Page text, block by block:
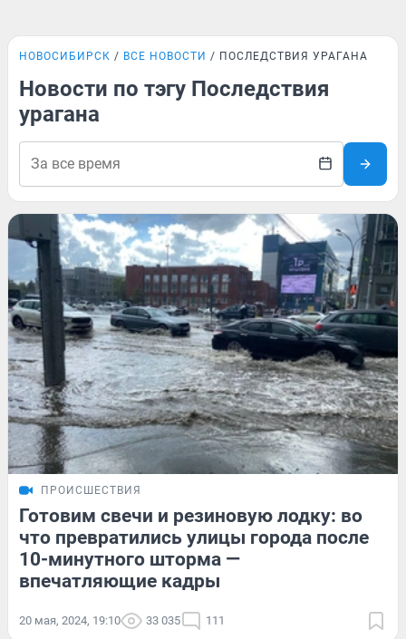
НОВОСИБИРСК ВСЕ НОВОСТИ ПОСЛЕДСТВИЯ УРАГАНА
Новости по тэгу Последствия
урагана
ПРОИСШЕСТВИЯ
Готовим свечи и резиновую лодку: во
что превратились улицы города после
10-минутного шторма —
впечатляющие кадры
20 мая, 2024, 19:10 33 035 111